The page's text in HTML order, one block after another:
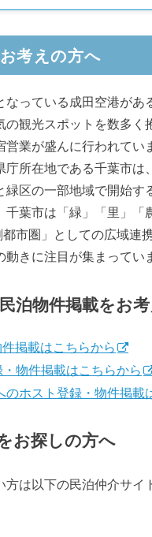
考えの方へ
なっている成田空港が
の観光スポットを数多
営業が盛んに行われて
庁所在地である千葉市
緑区の一部地域で開始
千葉市は「緑」「里」
都市圏」としての広域
きに注目が集まってい
泊物件掲載をお
掲載はこちらから
物件掲載はこちらから
のホスト登録・物件掲載
お探しの方へ
方は以下の民泊仲介サ